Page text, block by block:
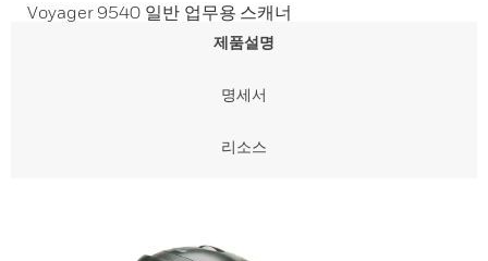
Voyager 9540 일반 업무용 스캐너
제품설명
명세서
리소스